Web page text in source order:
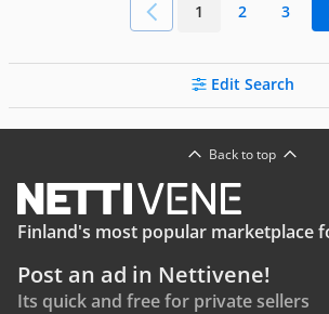
1 2 3
Edit Search
Back to top
Finland's most popular marketplace
Post an ad in Nettivene!
Its quick and free for private sellers